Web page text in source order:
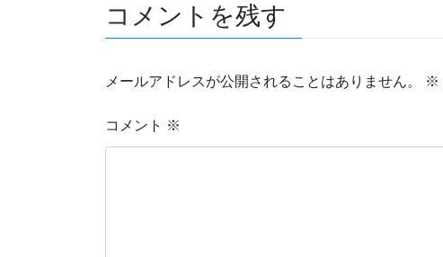
コメントを残す
メールアドレスが公開されることはありません。 ※
コメント ※